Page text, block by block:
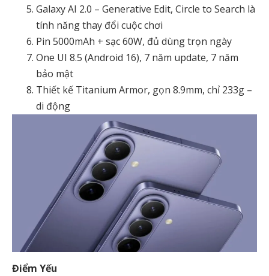
Galaxy AI 2.0 – Generative Edit, Circle to Search là
tính năng thay đổi cuộc chơi
Pin 5000mAh + sạc 60W, đủ dùng trọn ngày
One UI 8.5 (Android 16), 7 năm update, 7 năm
bảo mật
Thiết kế Titanium Armor, gọn 8.9mm, chỉ 233g –
di động
Điểm Yếu